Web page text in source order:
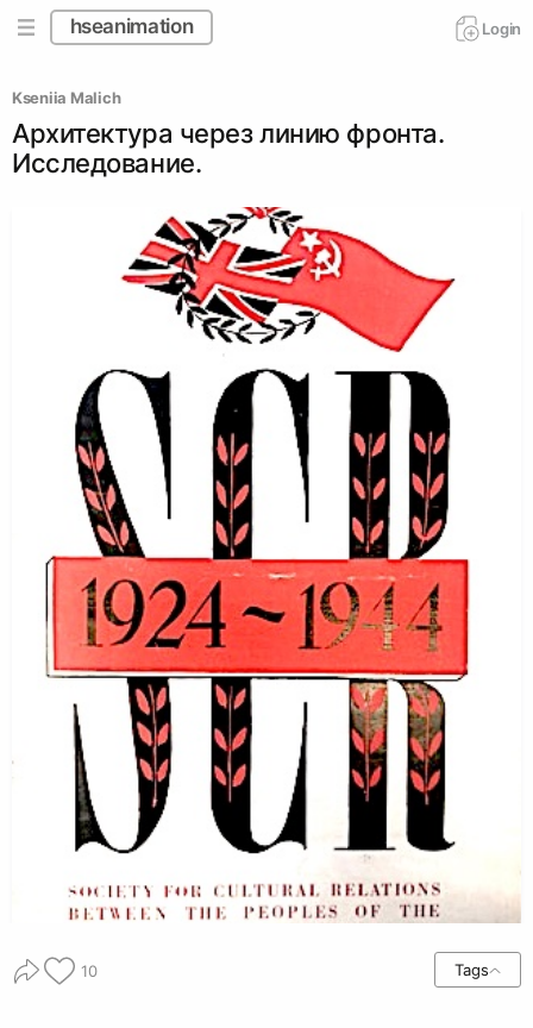
hseanimation Login
Kseniia Malich
Архитектура через линию фронта.
Исследование.
10 Tags